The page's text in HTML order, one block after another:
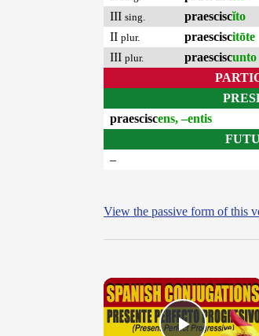
III sing. praesciscĭto
II plur. praesciscitōte
III plur. praesciscunto
praesciscens, –entis
–
View the passive form of this
×